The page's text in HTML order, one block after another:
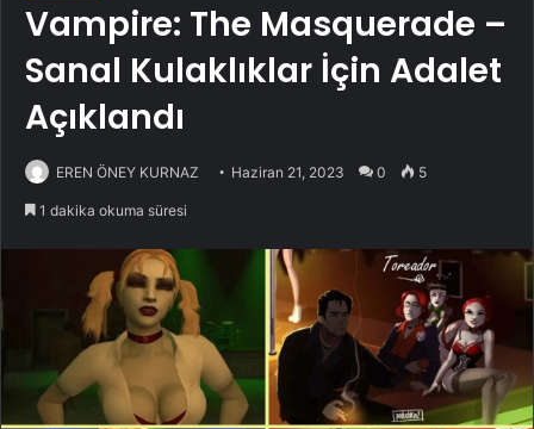
Vampire: The Masquerade –
Sanal Kulaklıklar İçin Adalet
Açıklandı
EREN ÖNEY KURNAZ Haziran 21, 2023 0 5
1 dakika okuma süresi